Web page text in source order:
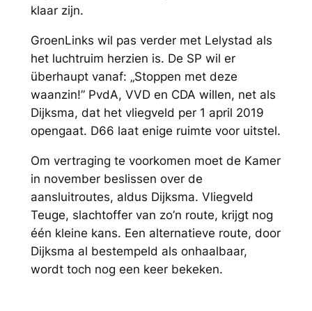
klaar zijn.
GroenLinks wil pas verder met Lelystad als
het luchtruim herzien is. De SP wil er
überhaupt vanaf: „Stoppen met deze
waanzin!” PvdA, VVD en CDA willen, net als
Dijksma, dat het vliegveld per 1 april 2019
opengaat. D66 laat enige ruimte voor uitstel.
Om vertraging te voorkomen moet de Kamer
in november beslissen over de
aansluitroutes, aldus Dijksma. Vliegveld
Teuge, slachtoffer van zo’n route, krijgt nog
één kleine kans. Een alternatieve route, door
Dijksma al bestempeld als onhaalbaar,
wordt toch nog een keer bekeken.